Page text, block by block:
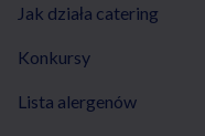
Jak działa catering
Konkursy
Lista alergenów